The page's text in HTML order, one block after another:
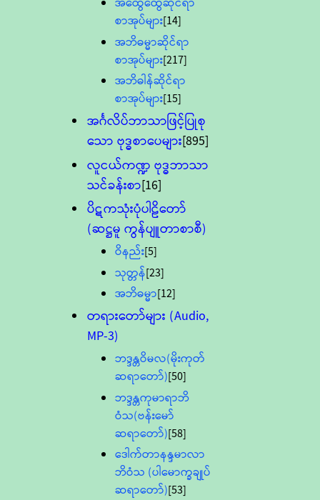
စာအုပ်များ[14]
အဘိဓမ္မာဆိုင်ရာ
စာအုပ်များ[217]
အဘိဓါန်ဆိုင်ရာ
စာအုပ်များ[15]
အင်္ဂလိပ်ဘာသာဖြင့်ပြုစု
သော ဗုဒ္ဓစာပေများ[895]
လူငယ်ကဏ္ဍ ဗုဒ္ဓဘာသာ
သင်ခန်းစာ[16]
ပိဋကသုံးပုံပါဠိတော်
(ဆဋ္ဌမူ ကွန်ပျူတာစာစီ)
ဝိနည်း[5]
သုတ္တန်[23]
အဘိဓမ္မာ[12]
တရားတော်များ (Audio,
MP-3)
ဘဒ္ဒန္တဝိမလ(မိုးကုတ်
ဆရာတော်)[50]
ဘဒ္ဒန္တကုမာရာဘိ
ဝံသ(ဗန်းမော်
ဆရာတော်)[58]
ဒေါက်တာနန္ဒမာလာ
ဘိဝံသ (ပါမောက္ခချုပ်
ဆရာတော်)[53]